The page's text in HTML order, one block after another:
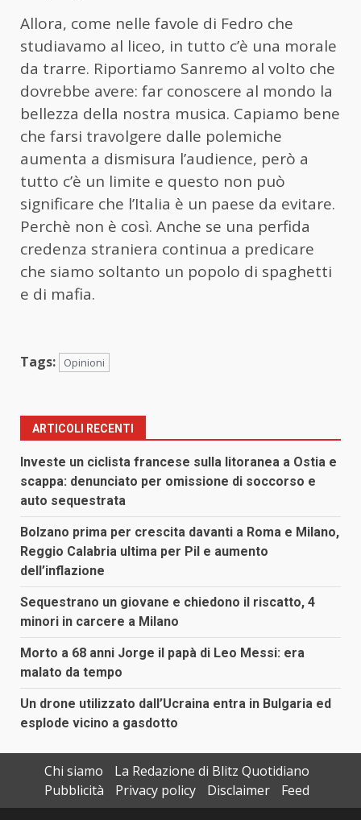
Allora, come nelle favole di Fedro che
studiavamo al liceo, in tutto c’è una morale
da trarre. Riportiamo Sanremo al volto che
dovrebbe avere: far conoscere al mondo la
bellezza della nostra musica. Capiamo bene
che farsi travolgere dalle polemiche
aumenta a dismisura l’audience, però a
tutto c’è un limite e questo non può
significare che l’Italia è un paese da evitare.
Perchè non è così. Anche se una perfida
credenza straniera continua a predicare
che siamo soltanto un popolo di spaghetti
e di mafia.
Tags: Opinioni
ARTICOLI RECENTI
Investe un ciclista francese sulla litoranea a Ostia e
scappa: denunciato per omissione di soccorso e
auto sequestrata
Bolzano prima per crescita davanti a Roma e Milano,
Reggio Calabria ultima per Pil e aumento
dell’inflazione
Sequestrano un giovane e chiedono il riscatto, 4
minori in carcere a Milano
Morto a 68 anni Jorge il papà di Leo Messi: era
malato da tempo
Un drone utilizzato dall’Ucraina entra in Bulgaria ed
esplode vicino a gasdotto
Chi siamo
La Redazione di Blitz Quotidiano
Pubblicità
Privacy policy Disclaimer
Feed